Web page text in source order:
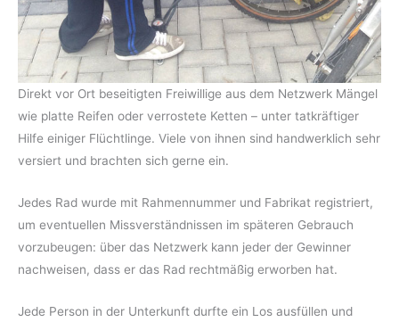
Direkt vor Ort beseitigten Freiwillige aus dem Netzwerk Mängel
wie platte Reifen oder verrostete Ketten – unter tatkräftiger
Hilfe einiger Flüchtlinge. Viele von ihnen sind handwerklich sehr
versiert und brachten sich gerne ein.
Jedes Rad wurde mit Rahmennummer und Fabrikat registriert,
um eventuellen Missverständnissen im späteren Gebrauch
vorzubeugen: über das Netzwerk kann jeder der Gewinner
nachweisen, dass er das Rad rechtmäßig erworben hat.
Jede Person in der Unterkunft durfte ein Los ausfüllen und